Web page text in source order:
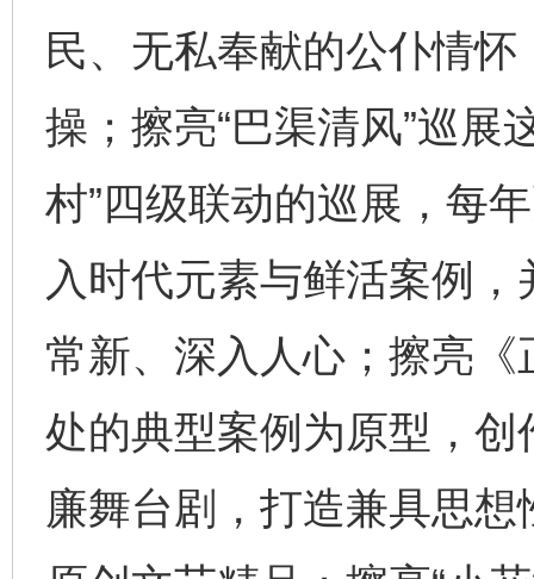
民、无私奉献的公仆情
操；擦亮“巴渠清风”巡展
村”四级联动的巡展，每
入时代元素与鲜活案例
常新、深入人心；擦亮
处的典型案例为原型，
廉舞台剧，打造兼具思
完善运行机制助力责任有效落实
法徽映军营 权益有保障